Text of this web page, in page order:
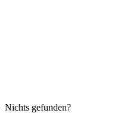
Nichts gefunden?